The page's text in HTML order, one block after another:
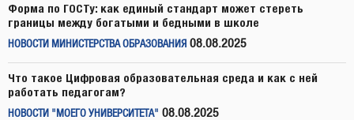
Форма по ГОСТу: как единый стандарт может стереть
границы между богатыми и бедными в школе
НОВОСТИ МИНИСТЕРСТВА ОБРАЗОВАНИЯ 08.08.2025
Что такое Цифровая образовательная среда и как с ней
работать педагогам?
НОВОСТИ "МОЕГО УНИВЕРСИТЕТА" 08.08.2025